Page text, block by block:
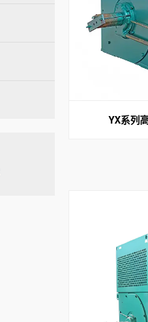
YX系列